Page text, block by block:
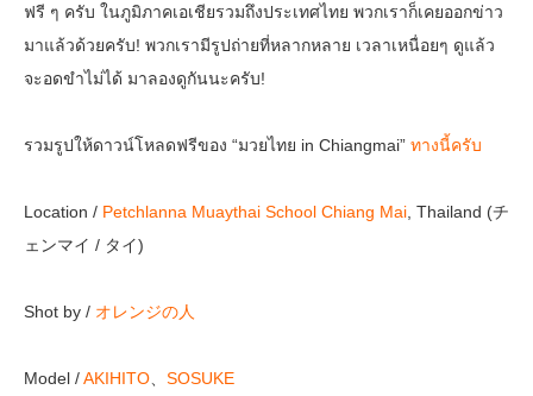
ฟรี ๆ ครับ ในภูมิภาคเอเชียรวมถึงประเทศไทย พวกเราก็เคยออกข่าว
มาแล้วด้วยครับ! พวกเรามีรูปถ่ายที่หลากหลาย เวลาเหนื่อยๆ ดูแล้ว
จะอดขำไม่ได้ มาลองดูกันนะครับ!
รวมรูปให้ดาวน์โหลดฟรีของ “มวยไทย in Chiangmai” ทางนี้ครับ
Location / Petchlanna Muaythai School Chiang Mai , Thailand (チ
ェンマイ / タイ)
Shot by / オレンジの人
Model /AKIHITO SOSUKE